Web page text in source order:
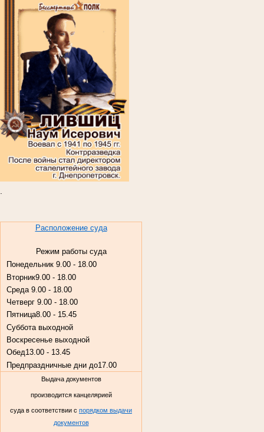
Расположение суда
Режим работы суда
Понедельник 9.00 - 18.00
Вторник9.00 - 18.00
Среда 9.00 - 18.00
Четверг 9.00 - 18.00
Пятница8.00 - 15.45
Суббота выходной
Воскресенье выходной
Обед13.00 - 13.45
Предпраздничные дни до17.00
Выдача документов
производится канцелярией
суда в соответствии с порядком выдачи
документов